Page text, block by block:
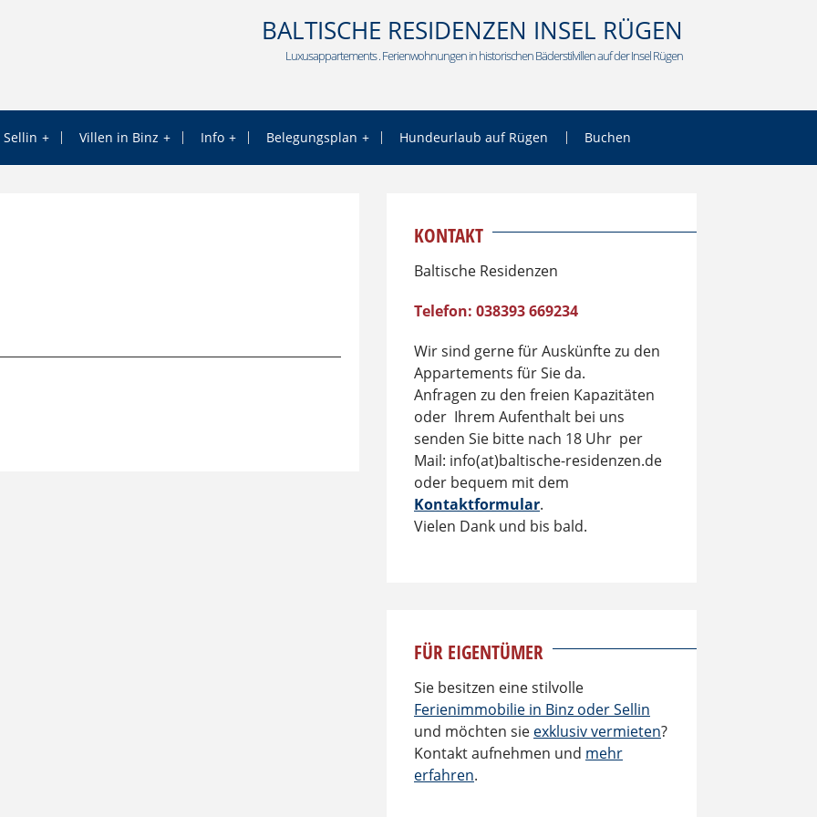
BALTISCHE RESIDENZEN INSEL RÜGEN
Luxusappartements . Ferienwohnungen in historischen Bäderstilvillen auf der Insel Rügen
Villen in Binz Info Belegungsplan Hundeurlaub auf Rügen Buchen
KONTAKT
Baltische Residenzen
Telefon: 038393 669234
Wir sind gerne für Auskünfte zu den
Appartements für Sie da.
Anfragen zu den freien Kapazitäten
oder Ihrem Aufenthalt bei uns
senden Sie bitte nach 18 Uhr per
Mail: info(at)baltische-residenzen.de
oder bequem mit dem
Kontaktformular.
Vielen Dank und bis bald.
FÜR EIGENTÜMER
Sie besitzen eine stilvolle
Ferienimmobilie in Binz oder Sellin
und möchten sie exklusiv vermieten?
Kontakt aufnehmen und mehr
erfahren.